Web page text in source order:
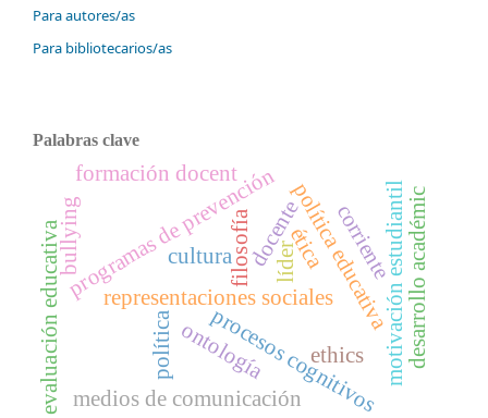
Para autores/as
Para bibliotecarios/as
Palabras clave
representaciones sociales
líderpolítica educativa
programas de prevención
procesos cognitivosmotivación estudiantil
evaluación educativa medios de comunicación
política
ética
ethics
corriente
filosofía desarrollo académic
formación docent
ontología
bullying docente
cultura